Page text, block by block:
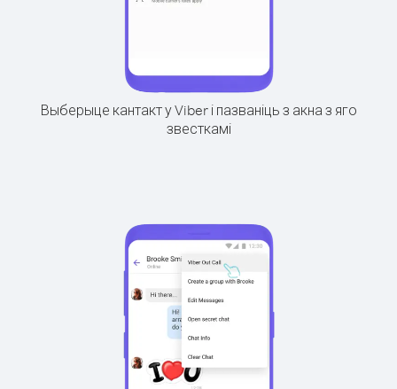
Выберыце кантакт у Viber і пазваніць з акна з яго
звесткамі